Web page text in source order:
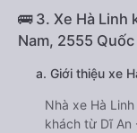
🚌 3. Xe Hà Linh
Nam, 2555 Quốc
a. Giới thiệu xe
Nhà xe Hà
khách từ Dĩ An